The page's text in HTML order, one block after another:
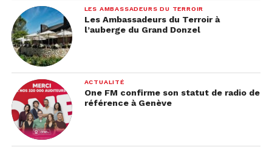
LES AMBASSADEURS DU TERROIR
Les Ambassadeurs du Terroir à
l’auberge du Grand Donzel
ACTUALITÉ
One FM confirme son statut de radio de
référence à Genève